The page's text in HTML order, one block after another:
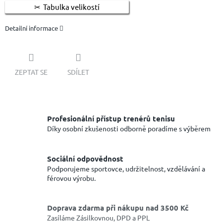
Tabulka velikostí
Detailní informace
ZEPTAT SE SDÍLET
Profesionální přístup trenérů tenisu
Díky osobní zkušenosti odborně poradíme s výběrem
Sociální odpovědnost
Podporujeme sportovce, udržitelnost, vzdělávání a
férovou výrobu.
Doprava zdarma při nákupu nad 3500 Kč
Zasíláme Zásilkovnou, DPD a PPL